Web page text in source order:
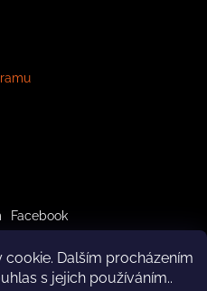
Dalším procházením
s jejich používáním..
Facebook